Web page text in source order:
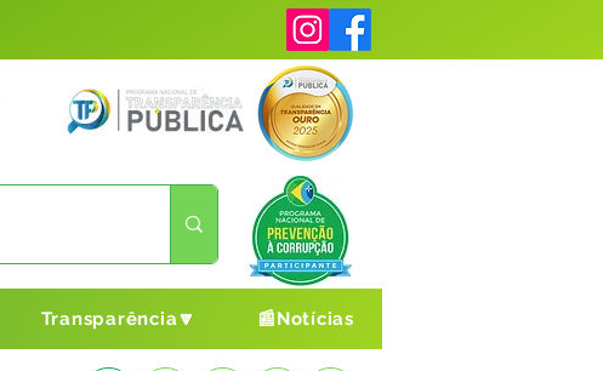
Transparência🔽 📰Notícias